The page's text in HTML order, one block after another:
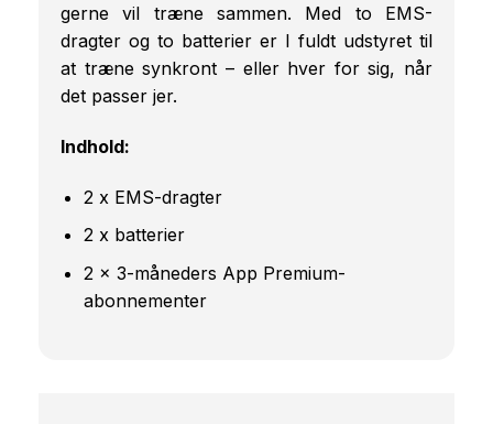
gerne vil træne sammen. Med to EMS-
dragter og to batterier er I fuldt udstyret til
at træne synkront – eller hver for sig, når
det passer jer.
Indhold:
2 x EMS-dragter
2 x batterier
2 x 3-måneders App Premium-
abonnementer